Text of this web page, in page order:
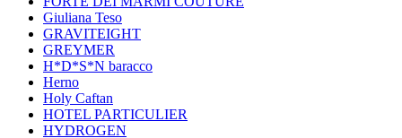
Giuliana Teso
GRAVITEIGHT
GREYMER
H*D*S*N baracco
Herno
Holy Caftan
HOTEL PARTICULIER
HYDROGEN